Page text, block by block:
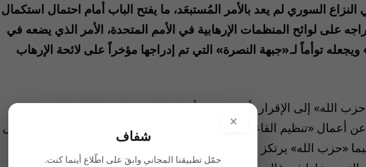
السوري لم يعد بالأمر المُستبعَد، ما يفتح الباب أمام احتمال استكمال
على لوائح المنظمات الإرهابية في الأمم المتحدة، الأمر الذي يضعه في
توأماً لـ «جبهة النصرة» التي تم إدراجها مؤخراً على لائحة الإرهاب
الله» إلى الإقرار بأن مكافحة أعمال الحزب ذات «الطابع الإرهابي»
أعمال «تنظيم القاعدة»، ذلك أن تنظيم القاعدة كان يرتكز في بنيانه على
«حزب الله» يرتكز على الدولة الإيرانية التي تُسهّل حركته عبر سفاراتها
×
شفاف
حمّل تطبيقنا المجاني وابقَ على اطّلاع أينما كنت.